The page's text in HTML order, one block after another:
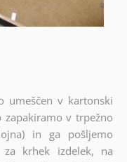
umeščen v kartonski
v trpežno
in ga pošljemo
krhek izdelek, na